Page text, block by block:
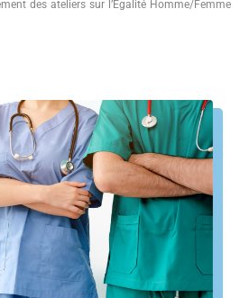
des ateliers sur l’Égalité Homme/Femme